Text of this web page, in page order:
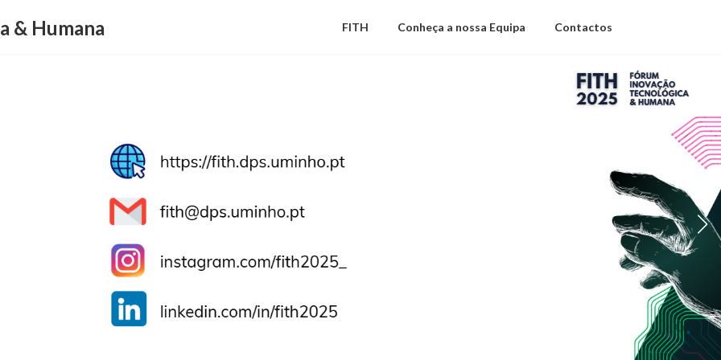
& Humana FITH Conheça a nossa Equipa Contactos